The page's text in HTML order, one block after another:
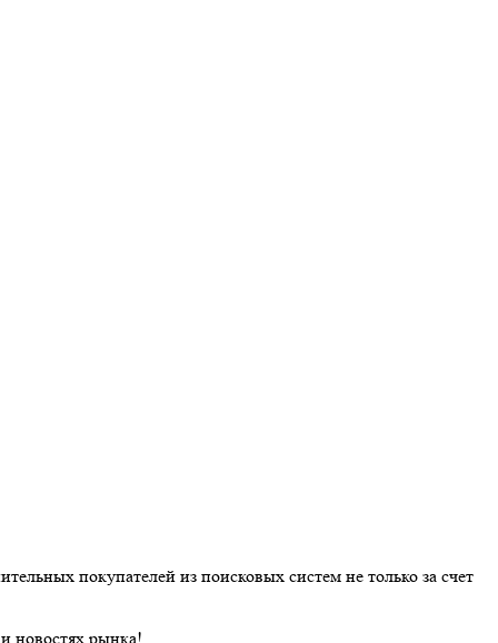
покупателей из поисковых систем не только за счет
новостях рынка!